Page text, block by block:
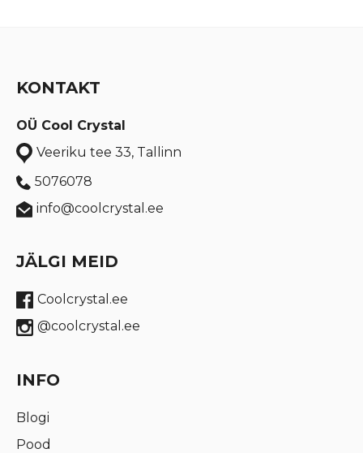
KONTAKT
OÜ Cool Crystal
Veeriku tee 33, Tallinn
5076078
info@coolcrystal.ee
JÄLGI MEID
Coolcrystal.ee
@coolcrystal.ee
INFO
Blogi
Pood